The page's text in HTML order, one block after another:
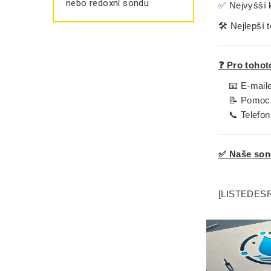
nebo redoxní sondu ✅ Nejvyšší
🛠️ Nejlepší
❓ Pro
📧 E-
📝
📞
✅ Naše